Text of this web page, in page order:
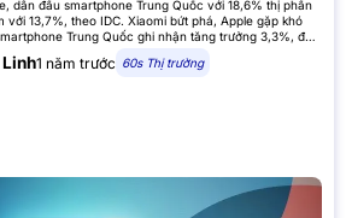
dẫn đầu smartphone Trung Quốc với 18,6% thị phần
13,7%, theo IDC. Xiaomi bứt phá, Apple gặp khó
Trung Quốc ghi nhận tăng trưởng 3,3%, đạt
69,3 triệu máy
1 năm trước 60s Thị trường